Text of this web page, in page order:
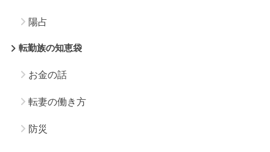
陽占
転勤族の知恵袋
お金の話
転妻の働き方
防災